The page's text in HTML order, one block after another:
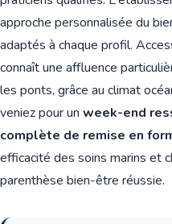
approche personnalisée du
adaptés à chaque profil.
connaît une affluence
les ponts, grâce au climat
veniez pour un week-end
complète de remise en
efficacité des soins marins et
parenthèse bien-être réussie.